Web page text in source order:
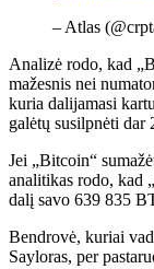
– Atlas
Analizė rodo, kad
mažesnis nei
kuria dalijamasi
galėtų susilpnėti dar
Jei „Bitcoin“
analitikas rodo, kad
dalį savo 639 835
Bendrovė, kuriai
Sayloras, per